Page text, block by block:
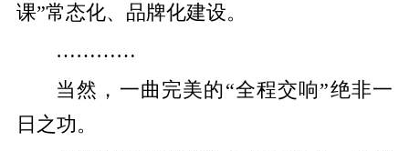
课”常态化、品牌化建设。
…………
当然，一曲完美的“全程交响”绝非一
日之功。